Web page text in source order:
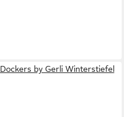
Dockers by Gerli Winterstiefel